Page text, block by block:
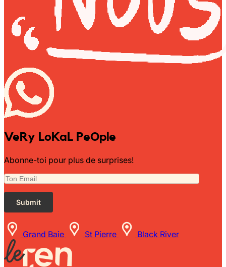
VeRy LoKaL PeOple
Abonne-toi pour plus de surprises!
Grand Baie St Pierre Black River
Sesame Moris
The Sock Trader
The Kreol Republic
The Little Big People
Timo
Vizavi